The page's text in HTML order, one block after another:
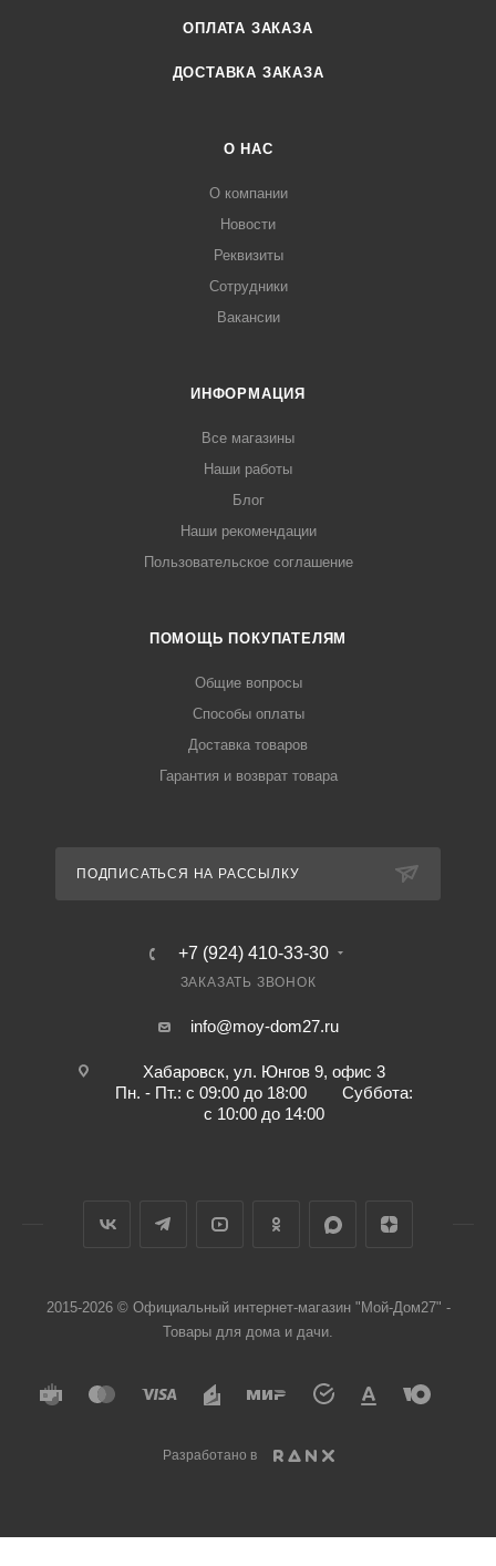
ОПЛАТА ЗАКАЗА
ДОСТАВКА ЗАКАЗА
О НАС
О компании
Новости
Реквизиты
Сотрудники
Вакансии
ИНФОРМАЦИЯ
Все магазины
Наши работы
Блог
Наши рекомендации
Пользовательское соглашение
ПОМОЩЬ ПОКУПАТЕЛЯМ
Общие вопросы
Способы оплаты
Доставка товаров
Гарантия и возврат товара
ПОДПИСАТЬСЯ НА РАССЫЛКУ
+7 (924) 410-33-30
ЗАКАЗАТЬ ЗВОНОК
info@moy-dom27.ru
Хабаровск, ул. Юнгов 9, офис 3
Пн. - Пт.: с 09:00 до 18:00 Суббота:
с 10:00 до 14:00
2015-2026 © Официальный интернет-магазин "Мой-Дом27" -
Товары для дома и дачи.
Разработано в